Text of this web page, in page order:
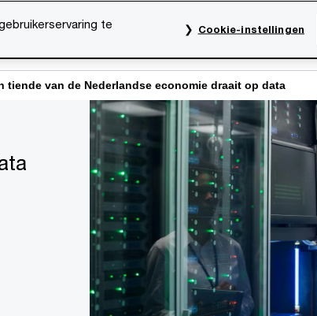
tiende van de Nederlandse economie draait op data
te
Cookie-instellingen